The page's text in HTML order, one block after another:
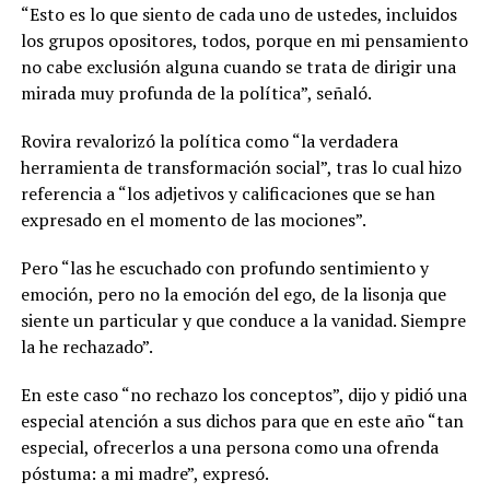
“Esto es lo que siento de cada uno de ustedes, incluidos
los grupos opositores, todos, porque en mi pensamiento
no cabe exclusión alguna cuando se trata de dirigir una
mirada muy profunda de la política”, señaló.
Rovira revalorizó la política como “la verdadera
herramienta de transformación social”, tras lo cual hizo
referencia a “los adjetivos y calificaciones que se han
expresado en el momento de las mociones”.
Pero “las he escuchado con profundo sentimiento y
emoción, pero no la emoción del ego, de la lisonja que
siente un particular y que conduce a la vanidad. Siempre
la he rechazado”.
En este caso “no rechazo los conceptos”, dijo y pidió una
especial atención a sus dichos para que en este año “tan
especial, ofrecerlos a una persona como una ofrenda
póstuma: a mi madre”, expresó.